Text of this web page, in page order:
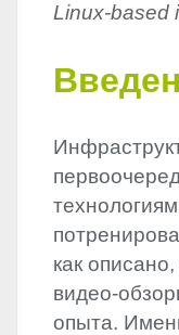
Linux-based
как
видео-
опыта.